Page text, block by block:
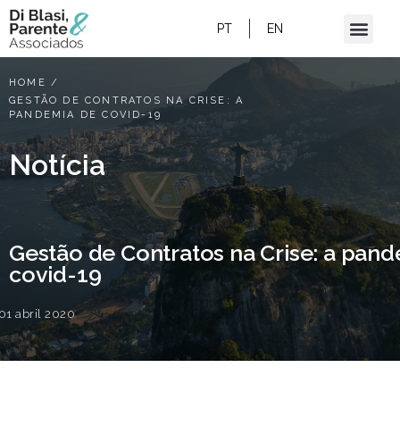
PT EN
HOME /
GESTÃO DE CONTRATOS NA CRISE: A
PANDEMIA DE COVID-19
Notícia
Gestão de Contratos na Crise: a
covid-19
abril 2020